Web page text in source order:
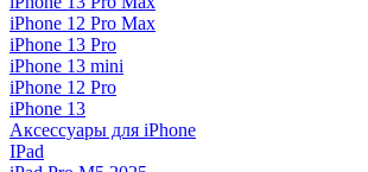
iPhone 12 Pro Max
iPhone 13 Pro
iPhone 13 mini
iPhone 12 Pro
iPhone 13
Аксессуары для iPhone
IPad